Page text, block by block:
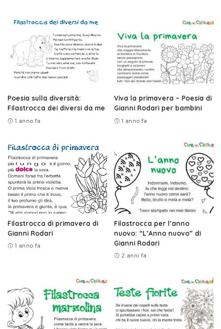
Poesia sulla diversità:
Filastrocca dei diversi da me
1 anno fa
Viva la primavera – Poesia di
Gianni Rodari per bambini
1 anno fa
Filastrocca di primavera di
Gianni Rodari
1 anno fa
Filastrocca per l’anno
nuovo: “L’Anno nuovo” di
Gianni Rodari
2 anni fa